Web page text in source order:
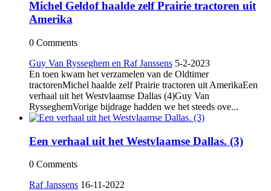
Michel Geldof haalde zelf Prairie tractoren uit
Amerika
0 Comments
Guy Van Rysseghem en Raf Janssens 5-2-2023
En toen kwam het verzamelen van de Oldtimer
tractorenMichel haalde zelf Prairie tractoren uit AmerikaEen
verhaal uit het Westvlaamse Dallas (4)Guy Van
RysseghemVorige bijdrage hadden we het steeds ove...
Een verhaal uit het Westvlaamse Dallas. (3)
0 Comments
Raf Janssens 16-11-2022